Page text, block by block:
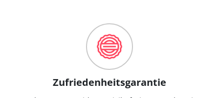
Zufriedenheitsgarantie